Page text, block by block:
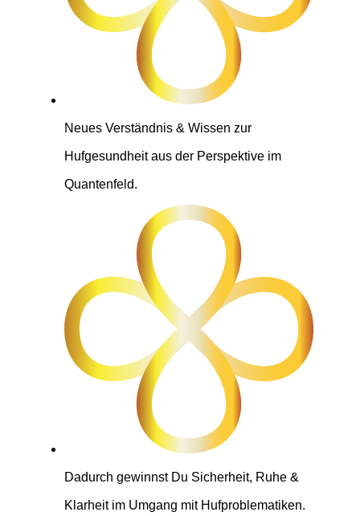
Neues Verständnis & Wissen zur
Hufgesundheit aus der Perspektive im
Quantenfeld.
Dadurch gewinnst Du Sicherheit, Ruhe &
Klarheit im Umgang mit Hufproblematiken.